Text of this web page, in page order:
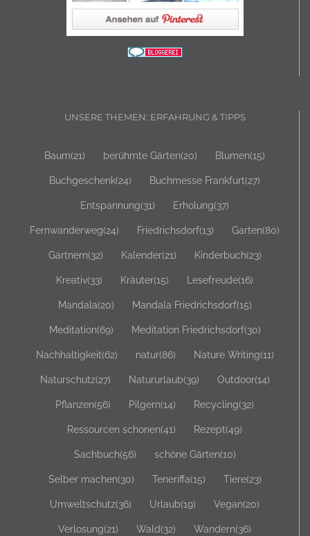
UNSERE THEMEN: ERFAHRUNG & TIPPS
Baum(21) berühmte Gärten(20) Blumen(15)
Buchgeschenk(24) Buchmesse Frankfurt(27)
Entspannung(31) Erholung(37)
Fernwanderweg(24) Friedrichsdorf(13) Garten(80)
Gärtnern(32) Kalender(21) Kinderbuch(23)
Kreativ(33) Kräuter(15) Lesefreude(16)
Mandala(20) Mandala Friedrichsdorf(15)
Meditation(69) Meditation Friedrichsdorf(30)
Nachhaltigkeit(62) natur(86) Nature Writing(11)
Naturschutz(27) Natururlaub(39) Outdoor(14)
Pflanzen(56) Pilgern(14) Recycling(32)
Ressourcen schonen(41) Rezept(49)
Sachbuch(56) schöne Gärten(10)
Selber machen(30) Teneriffa(15) Tiere(23)
Umweltschutz(36) Urlaub(19) Vegan(20)
Verlosung(21) Wald(32) Wandern(36)